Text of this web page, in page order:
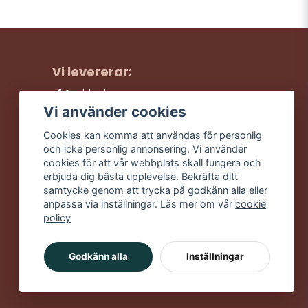
Vi levererar:
Snabba leveranser
Trygga köp
Trevlig kundtjänst
Vi använder cookies
Cookies kan komma att användas för personlig
och icke personlig annonsering. Vi använder
cookies för att vår webbplats skall fungera och
erbjuda dig bästa upplevelse. Bekräfta ditt
samtycke genom att trycka på godkänn alla eller
anpassa via inställningar. Läs mer om vårcookie
policy
Godkänn alla Inställningar